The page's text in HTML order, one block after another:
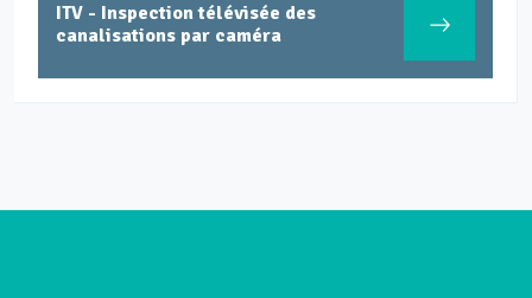
ITV - Inspection télévisée des
canalisations par caméra